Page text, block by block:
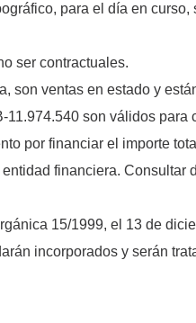
para el día en
ser contractuales.
son ventas en estado y
son válidos
por financiar el importe
financiera. Consultar
15/1999, el 13 de
incorporados y serán